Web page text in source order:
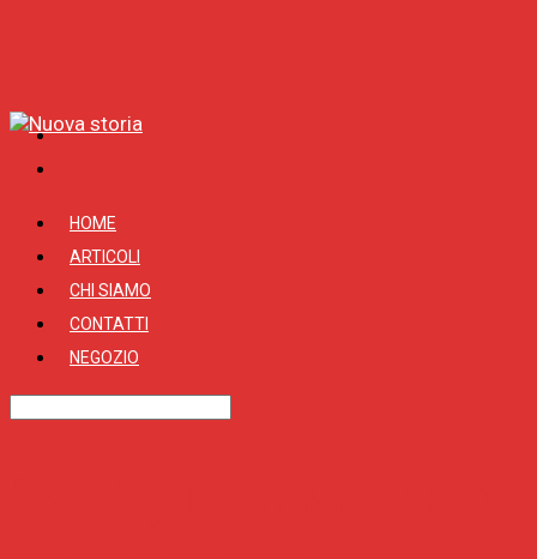
HOME
ARTICOLI
CHI SIAMO
CONTATTI
NEGOZIO